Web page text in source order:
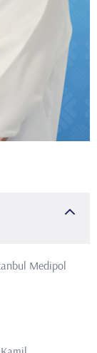
Medipol